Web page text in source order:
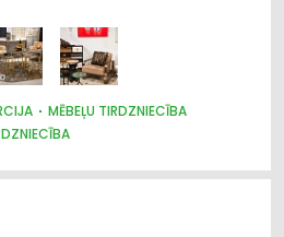
MĒBEĻU TIRDZNIECĪBA
UN PAKALPOJUMI
TRAUKI